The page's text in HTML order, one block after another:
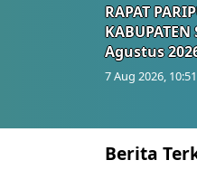
RAPAT
Agustus
7 Aug 2026,
Berita